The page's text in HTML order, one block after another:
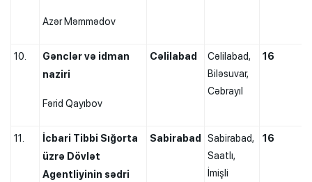
Azər Məmmədov
10.
Gənclər və idman
naziri
Fərid Qayıbov
Cəlilabad
Cəlilabad,
Biləsuvar,
Cəbrayıl
16
11.
İcbari Tibbi Sığorta
üzrə Dövlət
Agentliyinin sədri
Sabirabad Sabirabad,
Saatlı,
İmişli
16